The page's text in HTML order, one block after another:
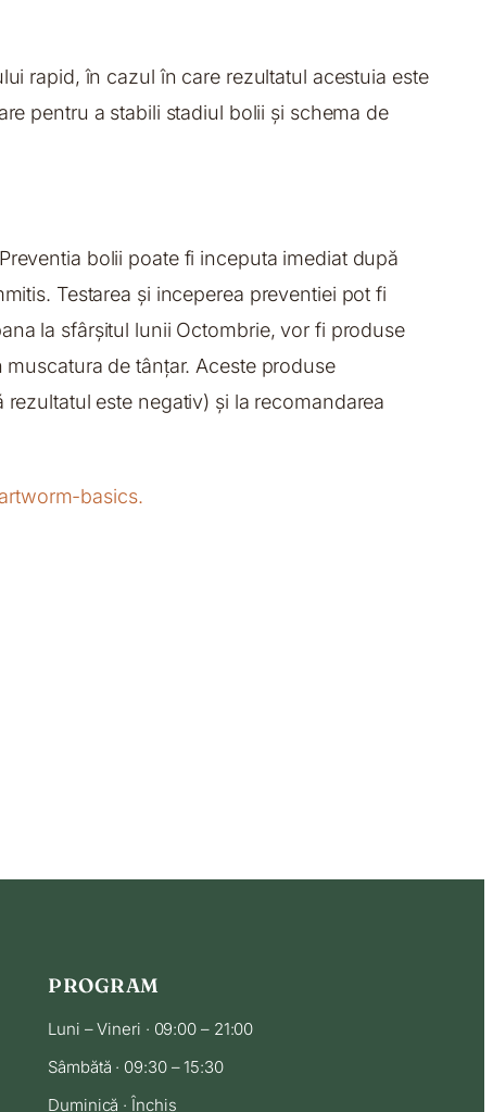
rapid, în cazul în care rezultatul acestuia este
pentru a stabili stadiul bolii și schema de
bolii poate fi inceputa imediat după
Testarea și inceperea preventiei pot fi
la sfârșitul lunii Octombrie, vor fi produse
de tânțar. Aceste produse
este negativ) și la recomandarea
basics.
PROGRAM
Luni – Vineri · 09:00 – 21:00
Sâmbătă · 09:30 – 15:30
Duminică · Închis